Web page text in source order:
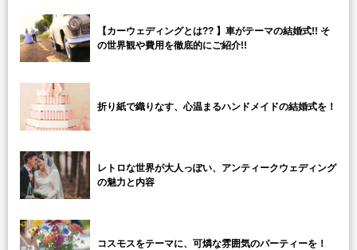
【カーウェディングとは?? 】車がテーマの結婚式!! そ
の世界観や費用を徹底的にご紹介!!
折り紙で織りなす、心温まるハンドメイドの結婚式を！
レトロな世界が大人っぽい、アンティークウェディング
の魅力と内容
コスモスをテーマに、可燐な雰囲気のパーティーを！